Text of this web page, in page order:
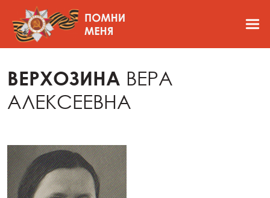
ВЕРХОЗИНА ВЕРА
АЛЕКСЕЕВНА